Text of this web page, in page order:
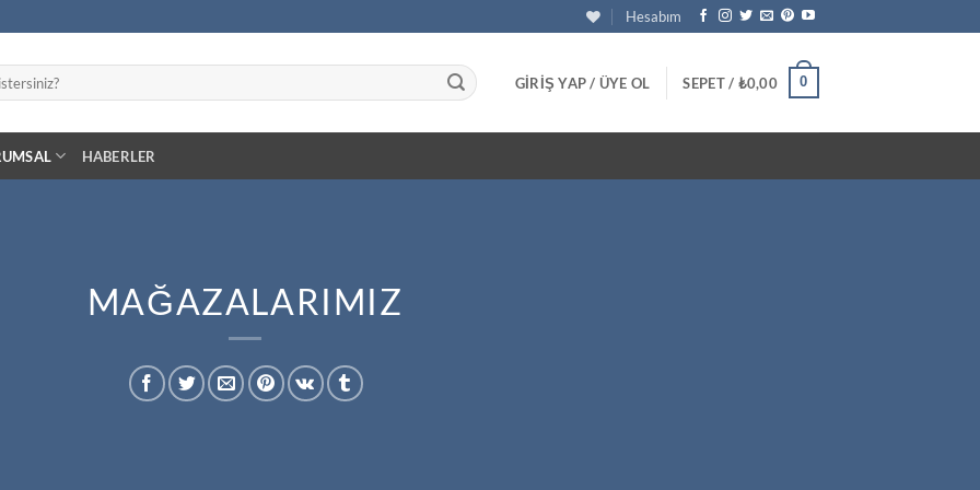
Hesabım
GIRIŞ YAP / ÜYE OL SEPET / ₺0,00 0
HABERLER
MAĞAZALARIMIZ